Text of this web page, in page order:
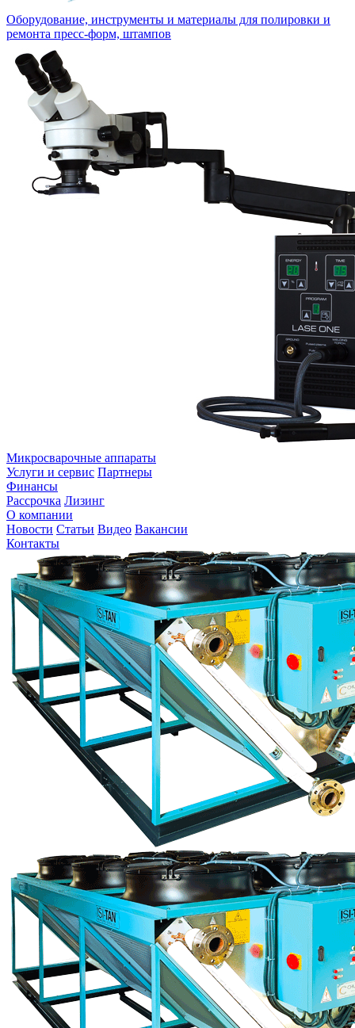
Оборудование, инструменты и материалы для полировки и
ремонта пресс-форм, штампов
Микросварочные аппараты
Услуги и сервис Партнеры
Финансы
Рассрочка Лизинг
О компании
Новости Статьи Видео Вакансии
Контакты